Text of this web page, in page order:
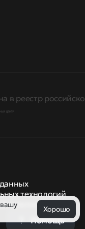
в реестр
технологий
и политикиХорошо
Помощь